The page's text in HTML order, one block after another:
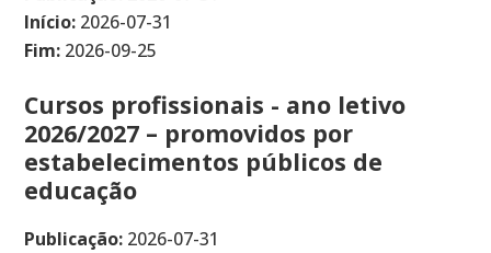
Início: 2026-07-31
Fim: 2026-09-25
Cursos profissionais - ano letivo
2026/2027 – promovidos por
estabelecimentos públicos de
educação
Publicação: 2026-07-31